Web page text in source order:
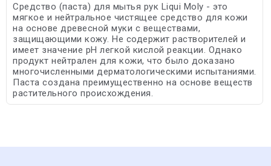
Средство (паста) для мытья рук Liqui Moly - это
мягкое и нейтральное чистящее средство для кожи
на основе древесной муки с веществами,
защищающими кожу. Не содержит растворителей и
имеет значение pH легкой кислой реакции. Однако
продукт нейтрален для кожи, что было доказано
многочисленными дерматологическими испытаниями.
Паста создана преимущественно на основе веществ
растительного происхождения.